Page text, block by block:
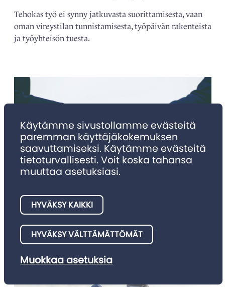
Tehokas työ ei synny jatkuvasta suorittamisesta, vaan
oman vireystilan tunnistamisesta, työpäivän rakenteista
ja työyhteisön tuesta.
Nimitykset 4/2025
Julkaisemme tällä palstalla asianajotoimistojen meille
ilmoittamia nimitysuutisia.
Käytämme sivustollamme evästeitä
paremman käyttäjäkokemuksen
saavuttamiseksi. Käytämme evästeitä
tietoturvallisesti. Voit koska tahansa
muuttaa asetuksiasi.
HYVÄKSY VÄLTTÄMÄTTÖMÄT
HYVÄKSY KAIKKI
Muokkaa asetuksia